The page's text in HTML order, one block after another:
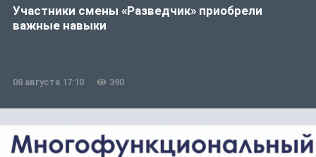
Участники смены «Разведчик» приобрели
важные навыки
08 августа 17:10 390